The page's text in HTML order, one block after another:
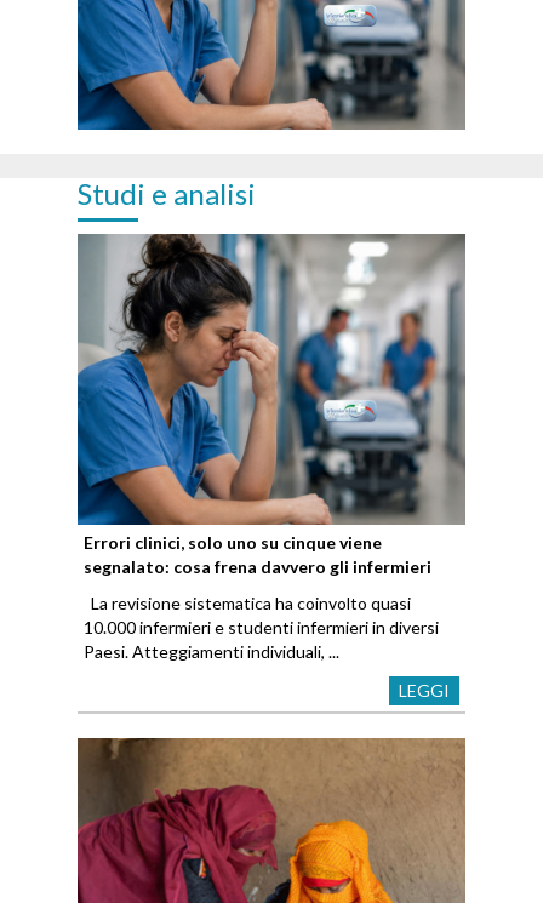
Studi e analisi
Errori clinici, solo uno su cinque viene
segnalato: cosa frena davvero gli infermieri
La revisione sistematica ha coinvolto quasi
10.000 infermieri e studenti infermieri in diversi
Paesi. Atteggiamenti individuali, ...
LEGGI